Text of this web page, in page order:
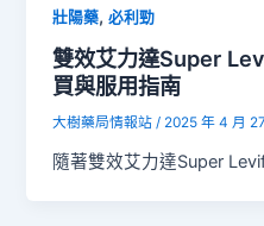
壯陽藥,必利勁
雙效艾力達Super
買與服用指南
大樹藥局情報站 / 2025 年 4 月
隨著雙效艾力達Super